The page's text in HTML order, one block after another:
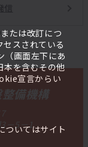
たは改訂につ
スされている
（画面左下にあ
本を含むその他
宣言からい
ついてはサイト
備機構
－5－1